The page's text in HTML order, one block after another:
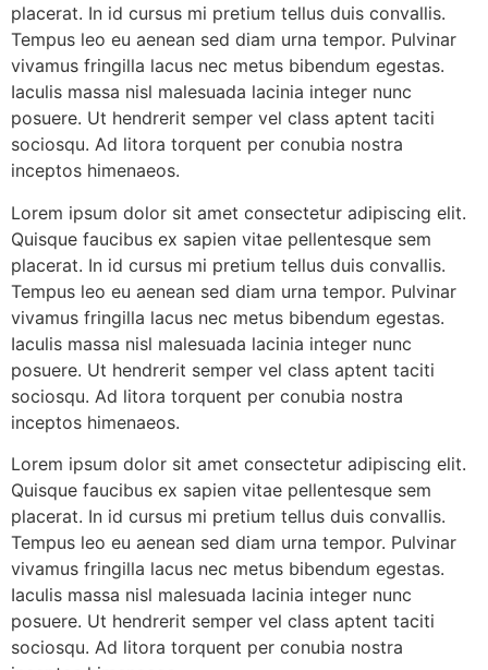
placerat. In id cursus mi pretium tellus duis convallis.
Tempus leo eu aenean sed diam urna tempor. Pulvinar
vivamus fringilla lacus nec metus bibendum egestas.
Iaculis massa nisl malesuada lacinia integer nunc
posuere. Ut hendrerit semper vel class aptent taciti
sociosqu. Ad litora torquent per conubia nostra
inceptos himenaeos.
Lorem ipsum dolor sit amet consectetur adipiscing elit.
Quisque faucibus ex sapien vitae pellentesque sem
placerat. In id cursus mi pretium tellus duis convallis.
Tempus leo eu aenean sed diam urna tempor. Pulvinar
vivamus fringilla lacus nec metus bibendum egestas.
Iaculis massa nisl malesuada lacinia integer nunc
posuere. Ut hendrerit semper vel class aptent taciti
sociosqu. Ad litora torquent per conubia nostra
inceptos himenaeos.
Lorem ipsum dolor sit amet consectetur adipiscing elit.
Quisque faucibus ex sapien vitae pellentesque sem
placerat. In id cursus mi pretium tellus duis convallis.
Tempus leo eu aenean sed diam urna tempor. Pulvinar
vivamus fringilla lacus nec metus bibendum egestas.
Iaculis massa nisl malesuada lacinia integer nunc
posuere. Ut hendrerit semper vel class aptent taciti
sociosqu. Ad litora torquent per conubia nostra